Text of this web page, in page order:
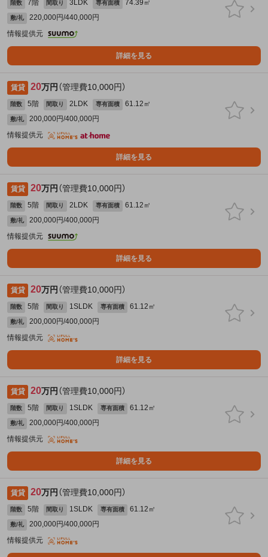
階数 7階 間取り 3LDK 専有面積 74.39㎡
敷/礼
220,000円/440,000円
情報提供元
詳細を見る
賃貸 20万円 （管理費10,000円）
階数 5階 間取り 2LDK 専有面積 61.12㎡
敷/礼
200,000円/400,000円
情報提供元
詳細を見る
賃貸 20万円 （管理費10,000円）
階数 5階 間取り 2LDK 専有面積 61.12㎡
敷/礼
200,000円/400,000円
情報提供元
詳細を見る
賃貸 20万円 （管理費10,000円）
階数 5階 間取り 1SLDK 専有面積 61.12㎡
敷/礼
200,000円/400,000円
情報提供元
詳細を見る
賃貸 20万円 （管理費10,000円）
階数 5階 間取り 1SLDK 専有面積 61.12㎡
敷/礼
200,000円/400,000円
情報提供元
詳細を見る
賃貸 20万円 （管理費10,000円）
階数 5階 間取り 1SLDK 専有面積 61.12㎡
敷/礼
200,000円/400,000円
情報提供元